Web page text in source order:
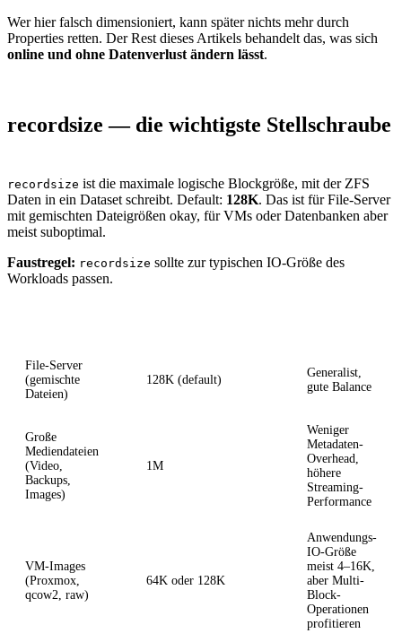
Wer hier falsch dimensioniert, kann später nichts mehr durch
Properties retten. Der Rest dieses Artikels behandelt das, was sich
online und ohne Datenverlust ändern lässt.
recordsize — die wichtigste Stellschraube
recordsize ist die maximale logische Blockgröße, mit der ZFS
Daten in ein Dataset schreibt. Default: 128K. Das ist für File-Server
mit gemischten Dateigrößen okay, für VMs oder Datenbanken aber
meist suboptimal.
Faustregel: recordsize sollte zur typischen IO-Größe des
Workloads passen.
File-Server
(gemischte
Dateien)
128K (default)
Generalist,
gute Balance
Große
Mediendateien
(Video,
Backups,
Images)
1M
Weniger
Metadaten-
Overhead,
höhere
Streaming-
Performance
VM-Images
(Proxmox,
qcow2, raw)
64K oder 128K
Anwendungs-
IO-Größe
meist 4–16K,
aber Multi-
Block-
Operationen
profitieren